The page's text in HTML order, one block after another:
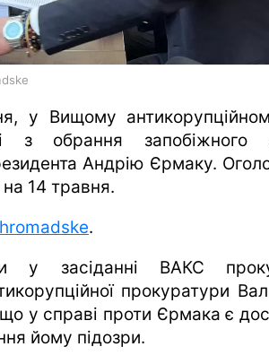
у Вищому
з обрання запобіжного
Андрію Єрмаку.
14 травня.
hromadske.
у засіданні ВАКС
прокуратури
у справі проти Єрмака є
йому підозри.